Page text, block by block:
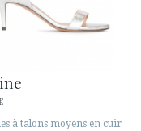
à talons moyens en cuir